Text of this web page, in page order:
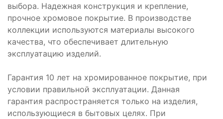
выбора. Надежная конструкция и крепление,
прочное хромовое покрытие. В производстве
коллекции используются материалы высокого
качества, что обеспечивает длительную
эксплуатацию изделий.
Гарантия 10 лет на хромированное покрытие, при
условии правильной эксплуатации. Данная
гарантия распространяется только на изделия,
использующиеся в бытовых целях. При